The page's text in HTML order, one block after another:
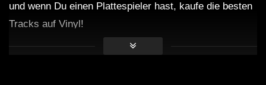
Dub Techno Music Set In The Mix # 34
By Klaüs.
und wenn Du einen Plattespieler hast, kaufe die besten
Tracks auf Vinyl!